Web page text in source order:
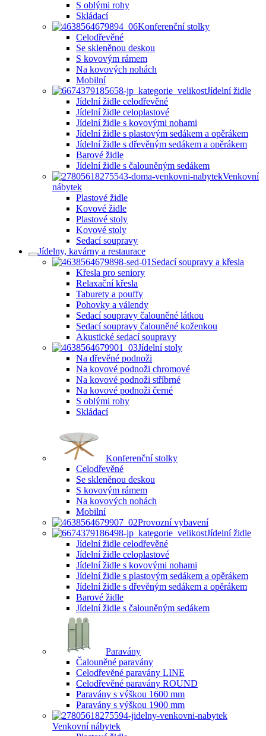
S oblými rohy
Skládací
Konferenční stolky
Celodřevěné
Se skleněnou deskou
S kovovým rámem
Na kovových nohách
Mobilní
Jídelní židle
Jídelní židle celodřevěné
Jídelní židle celoplastové
Jídelní židle s kovovými nohami
Jídelní židle s plastovým sedákem a opěrákem
Jídelní židle s dřevěným sedákem a opěrákem
Barové židle
Jídelní židle s čalouněným sedákem
Venkovní
nábytek
Plastové židle
Kovové židle
Plastové stoly
Kovové stoly
Sedací soupravy
Jídelny, kavárny a restaurace
Sedací soupravy a křesla
Křesla pro seniory
Relaxační křesla
Taburety a pouffy
Pohovky a válendy
Sedací soupravy čalouněné látkou
Sedací soupravy čalouněné koženkou
Akustické sedací soupravy
Jídelní stoly
Na dřevěné podnoži
Na kovové podnoži chromové
Na kovové podnoži stříbrné
Na kovové podnoži černé
S oblými rohy
Skládací
Konferenční stolky
Celodřevěné
Se skleněnou deskou
S kovovým rámem
Na kovových nohách
Mobilní
Provozní vybavení
Jídelní židle
Jídelní židle celodřevěné
Jídelní židle celoplastové
Jídelní židle s kovovými nohami
Jídelní židle s plastovým sedákem a opěrákem
Jídelní židle s dřevěným sedákem a opěrákem
Barové židle
Jídelní židle s čalouněným sedákem
Paravány
Čalouněné paravány
Celodřevěné paravány LINE
Celodřevěné paravány ROUND
Paravány s výškou 1600 mm
Paravány s výškou 1900 mm
Venkovní nábytek